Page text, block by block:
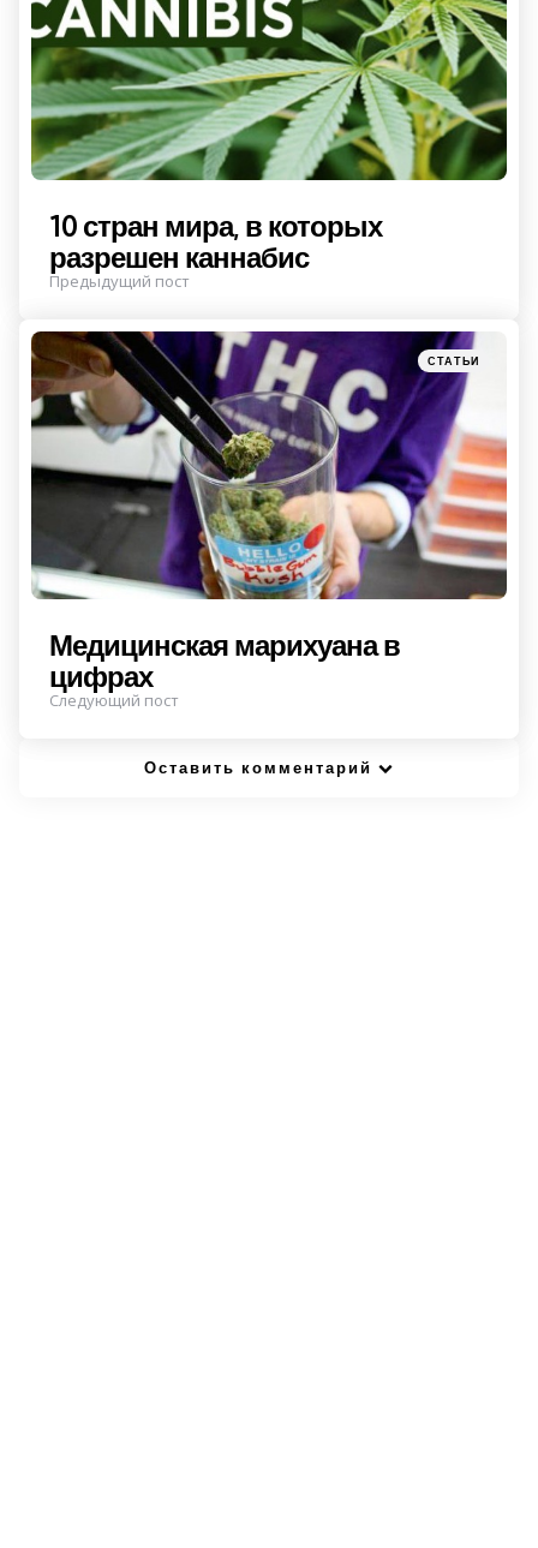
10 стран мира, в которых
разрешен каннабис
Предыдущий пост
Posted
in
СТАТЬИ
Медицинская марихуана в
цифрах
Следующий пост
Оставить комментарий